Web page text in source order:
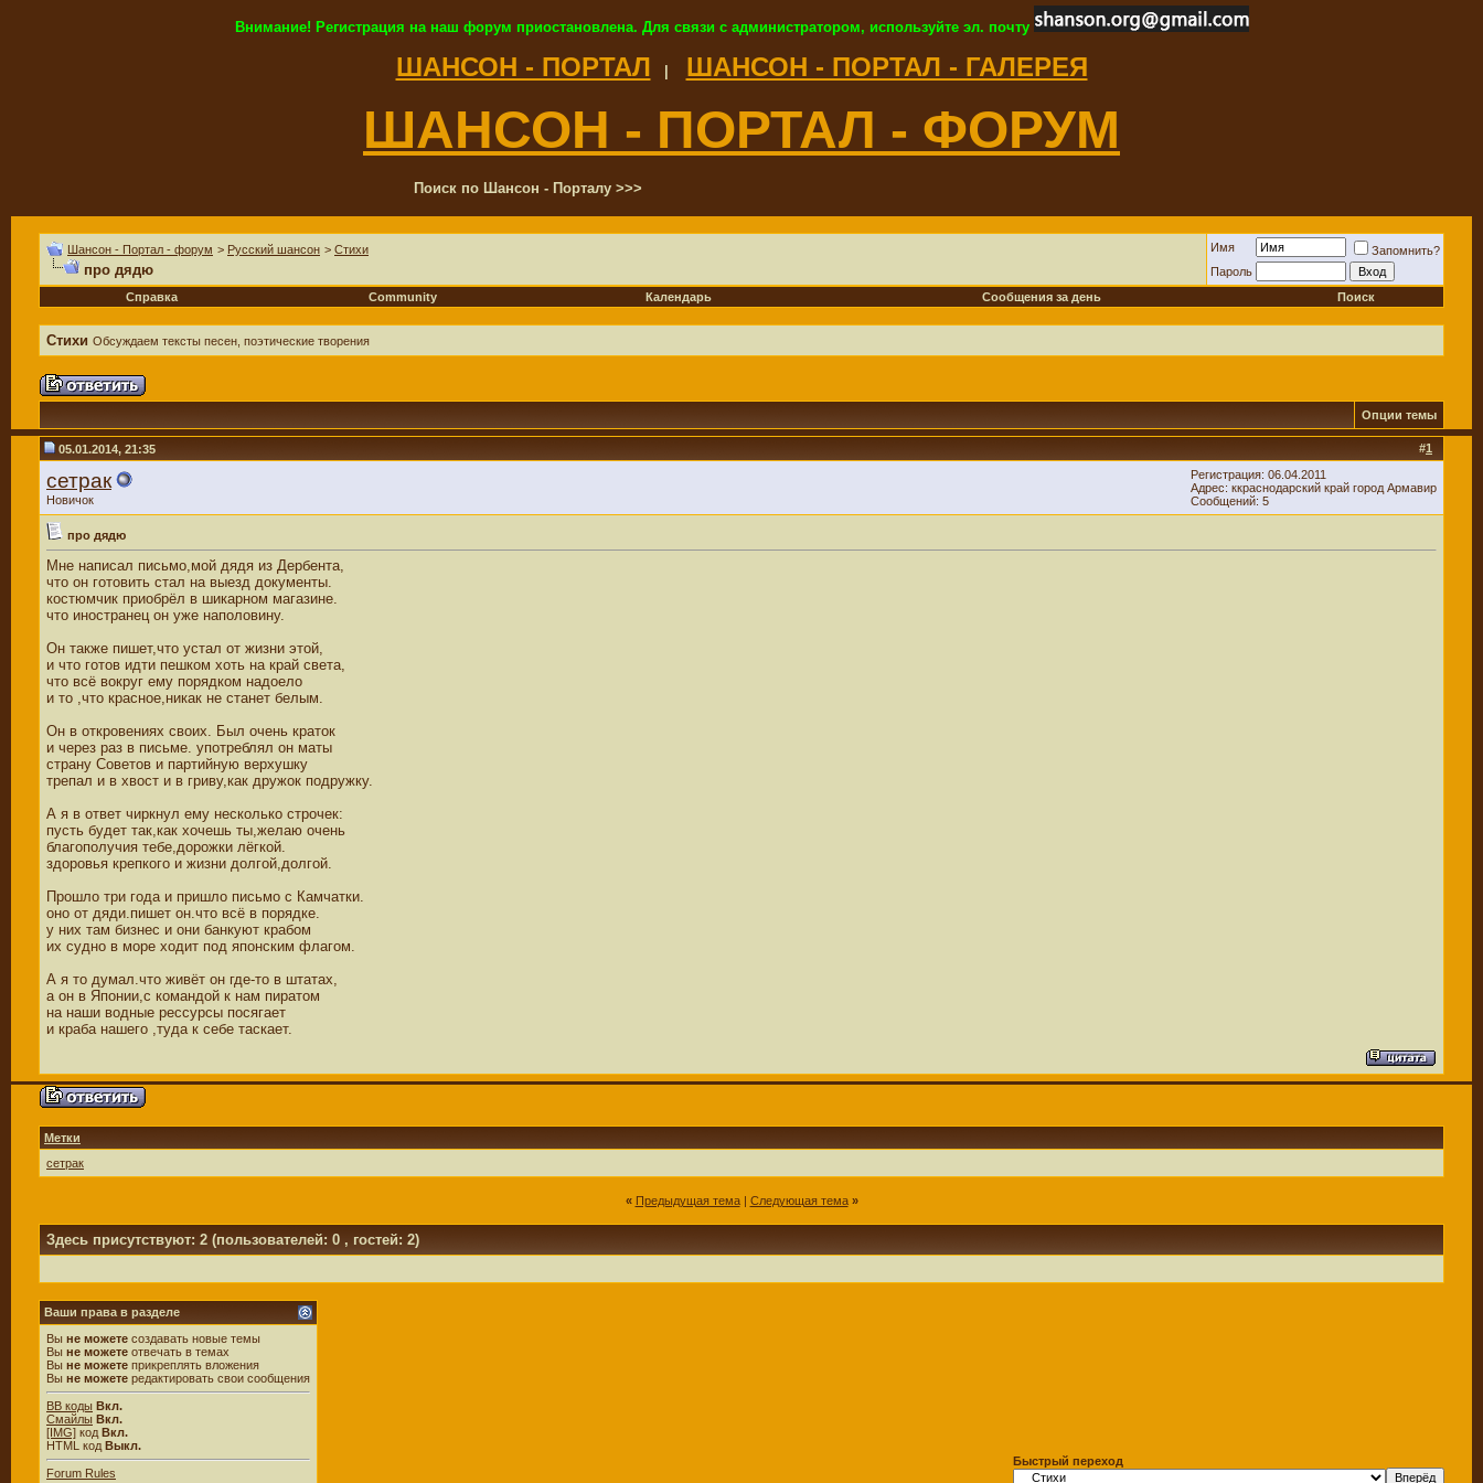
Внимание! Регистрация на наш форум приостановлена. Для связи с администратором, используйте эл. почту
ШАНСОН - ПОРТАЛ ШАНСОН - ПОРТАЛ - ГАЛЕРЕЯ
ШАНСОН - ПОРТАЛ - ФОРУМ
Поиск по Шансон - Порталу >>>
Шансон - Портал - форум > Русский шансон > Стихи
про дядю
Имя
Запомнить?
Пароль
Справка
Community Календарь Сообщения за день Поиск
Стихи Обсуждаем тексты песен, поэтические творения
Опции темы
#1
05.01.2014, 21:35
сетрак
Новичок
Регистрация: 06.04.2011
Адрес: ккраснодарский край город Армавир
Сообщений: 5
про дядю
Мне написал письмо,мой дядя из Дербента,
что он готовить стал на выезд документы.
костюмчик приобрёл в шикарном магазине.
что иностранец он уже наполовину.
Он также пишет,что устал от жизни этой,
и что готов идти пешком хоть на край света,
что всё вокруг ему порядком надоело
и то ,что красное,никак не станет белым.
Он в откровениях своих. Был очень краток
и через раз в письме. употреблял он маты
страну Советов и партийную верхушку
трепал и в хвост и в гриву,как дружок подружку.
А я в ответ чиркнул ему несколько строчек:
пусть будет так,как хочешь ты,желаю очень
благополучия тебе,дорожки лёгкой.
здоровья крепкого и жизни долгой,долгой.
Прошло три года и пришло письмо с Камчатки.
оно от дяди.пишет он.что всё в порядке.
у них там бизнес и они банкуют крабом
их судно в море ходит под японским флагом.
А я то думал.что живёт он где-то в штатах,
а он в Японии,с командой к нам пиратом
на наши водные рессурсы посягает
и краба нашего ,туда к себе таскает.
Метки
сетрак
« Предыдущая тема| Следующая тема »
Здесь присутствуют: 2 (пользователей: 0 , гостей: 2)
Ваши права в разделе
Вы не можете создавать новые темы
Вы не можете отвечать в темах
Вы не можете прикреплять вложения
Вы не можете редактировать свои сообщения
BB коды Вкл.
Смайлы Вкл.
[IMG] код Вкл.
HTML код Выкл.
Forum Rules
Быстрый переход